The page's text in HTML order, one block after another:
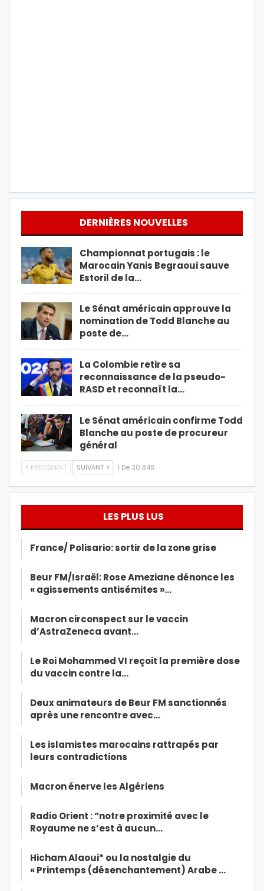
DERNIÈRES NOUVELLES
Championnat portugais : le
Marocain Yanis Begraoui sauve
Estoril de la…
Le Sénat américain approuve la
nomination de Todd Blanche au
poste de…
La Colombie retire sa
reconnaissance de la pseudo-
RASD et reconnaît la…
Le Sénat américain confirme Todd
Blanche au poste de procureur
général
PRÉCÉDENT SUIVANT 1 De 30 848
LES PLUS LUS
France/ Polisario: sortir de la zone grise
Beur FM/Israël: Rose Ameziane dénonce les
« agissements antisémites »…
Macron circonspect sur le vaccin
d’AstraZeneca avant…
Le Roi Mohammed VI reçoit la première dose
du vaccin contre la…
Deux animateurs de Beur FM sanctionnés
après une rencontre avec…
Les islamistes marocains rattrapés par
leurs contradictions
Macron énerve les Algériens
Radio Orient : “notre proximité avec le
Royaume ne s’est à aucun…
Hicham Alaoui* ou la nostalgie du
« Printemps (désenchantement) Arabe …